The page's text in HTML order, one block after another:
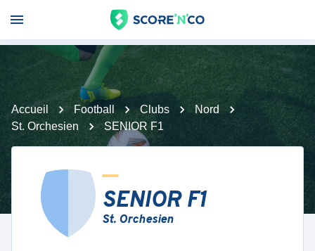
Accueil Football Clubs
Nord
St. Orchesien
SENIOR F1
SENIOR F1
St. Orchesien